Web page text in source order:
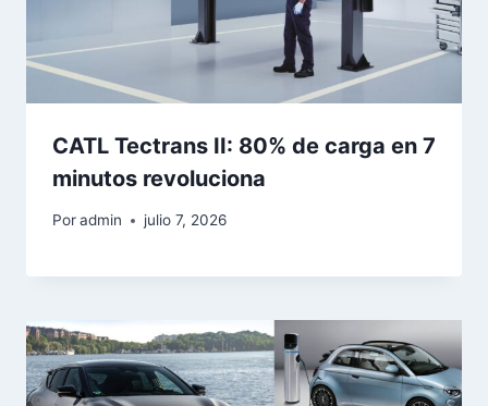
CATL Tectrans II: 80% de carga en 7
minutos revoluciona
Poradmin julio 7, 2026